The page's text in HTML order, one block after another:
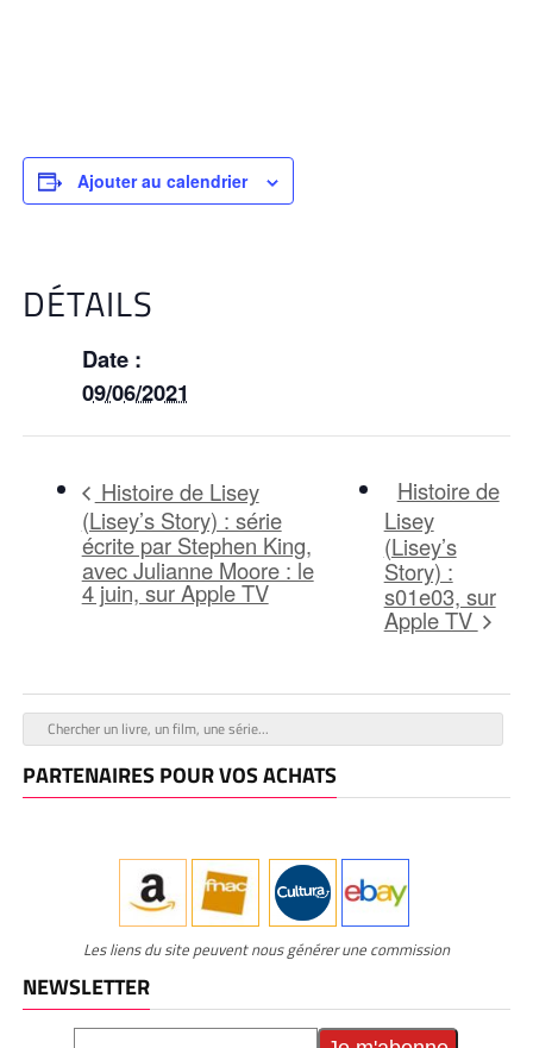
Ajouter au calendrier
DÉTAILS
Date :
09/06/2021
Histoire de Lisey
(Lisey’s Story) : série
écrite par Stephen King,
avec Julianne Moore : le
4 juin, sur Apple TV
Histoire de
Lisey
(Lisey’s
Story) :
s01e03, sur
Apple TV
PARTENAIRES POUR VOS ACHATS
Les liens du site peuvent nous générer une commission
NEWSLETTER